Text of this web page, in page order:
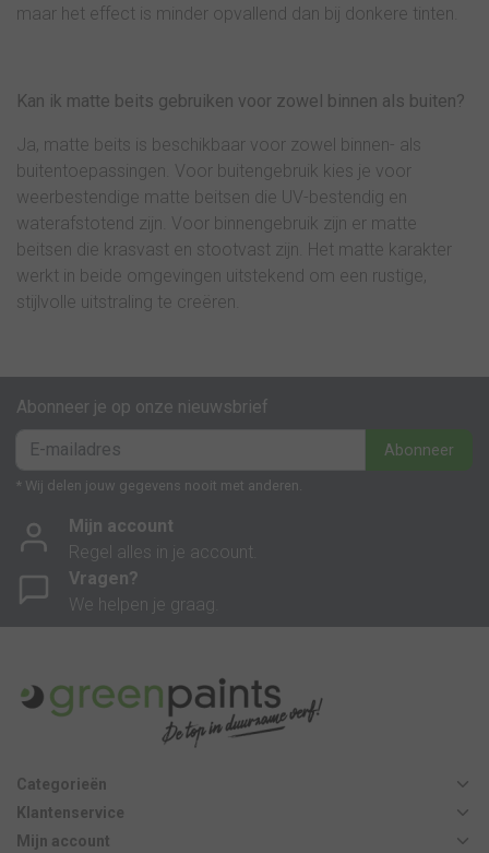
maar het effect is minder opvallend dan bij donkere tinten.
Kan ik matte beits gebruiken voor zowel binnen als buiten?
Ja, matte beits is beschikbaar voor zowel binnen- als
buitentoepassingen. Voor buitengebruik kies je voor
weerbestendige matte beitsen die UV-bestendig en
waterafstotend zijn. Voor binnengebruik zijn er matte
beitsen die krasvast en stootvast zijn. Het matte karakter
werkt in beide omgevingen uitstekend om een rustige,
stijlvolle uitstraling te creëren.
Abonneer je op onze nieuwsbrief
Abonneer
* Wij delen jouw gegevens nooit met anderen.
Mijn account
Regel alles in je account.
Vragen?
We helpen je graag.
Categorieën
Klantenservice
Mijn account